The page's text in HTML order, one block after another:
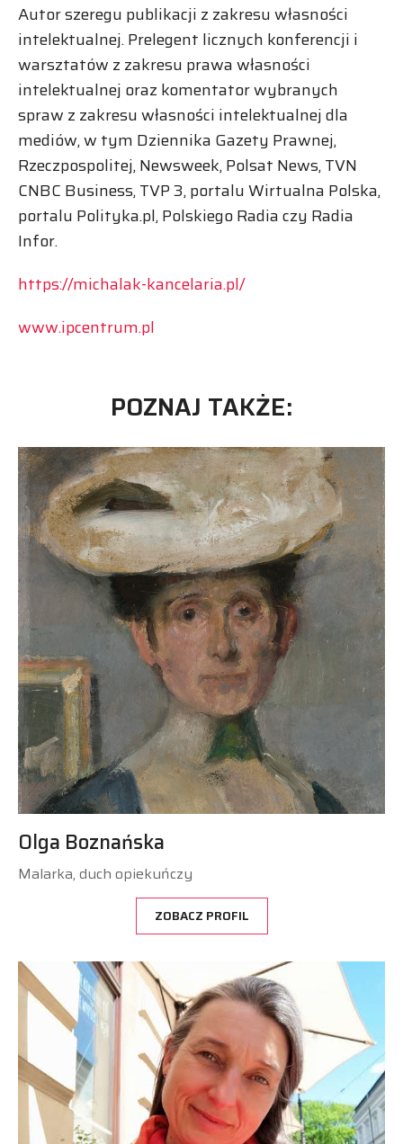
Autor szeregu publikacji z zakresu własności
intelektualnej. Prelegent licznych konferencji i
warsztatów z zakresu prawa własności
intelektualnej oraz komentator wybranych
spraw z zakresu własności intelektualnej dla
mediów, w tym Dziennika Gazety Prawnej,
Rzeczpospolitej, Newsweek, Polsat News, TVN
CNBC Business, TVP 3, portalu Wirtualna Polska,
portalu Polityka.pl, Polskiego Radia czy Radia
Infor.
https://michalak-kancelaria.pl/
www.ipcentrum.pl
POZNAJ TAKŻE:
Olga Boznańska
Malarka, duch opiekuńczy
ZOBACZ PROFIL